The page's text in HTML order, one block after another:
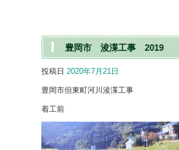
豊岡市 浚渫工事 2019
投稿日 2020年7月21日
豊岡市但東町河川浚渫工事
着工前